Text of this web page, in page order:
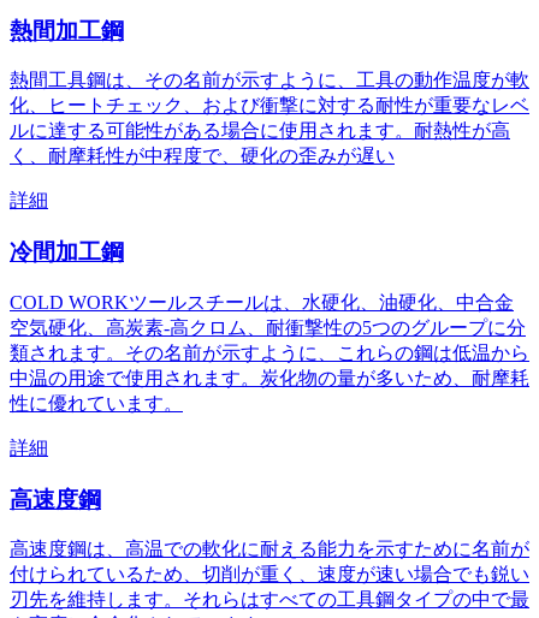
熱間加工鋼
熱間工具鋼は、その名前が示すように、工具の動作温度が軟
化、ヒートチェック、および衝撃に対する耐性が重要なレベ
ルに達する可能性がある場合に使用されます。耐熱性が高
く、耐摩耗性が中程度で、硬化の歪みが遅い
詳細
冷間加工鋼
COLD WORKツールスチールは、水硬化、油硬化、中合金
空気硬化、高炭素-高クロム、耐衝撃性の5つのグループに分
類されます。その名前が示すように、これらの鋼は低温から
中温の用途で使用されます。炭化物の量が多いため、耐摩耗
性に優れています。
詳細
高速度鋼
高速度鋼は、高温での軟化に耐える能力を示すために名前が
付けられているため、切削が重く、速度が速い場合でも鋭い
刃先を維持します。それらはすべての工具鋼タイプの中で最